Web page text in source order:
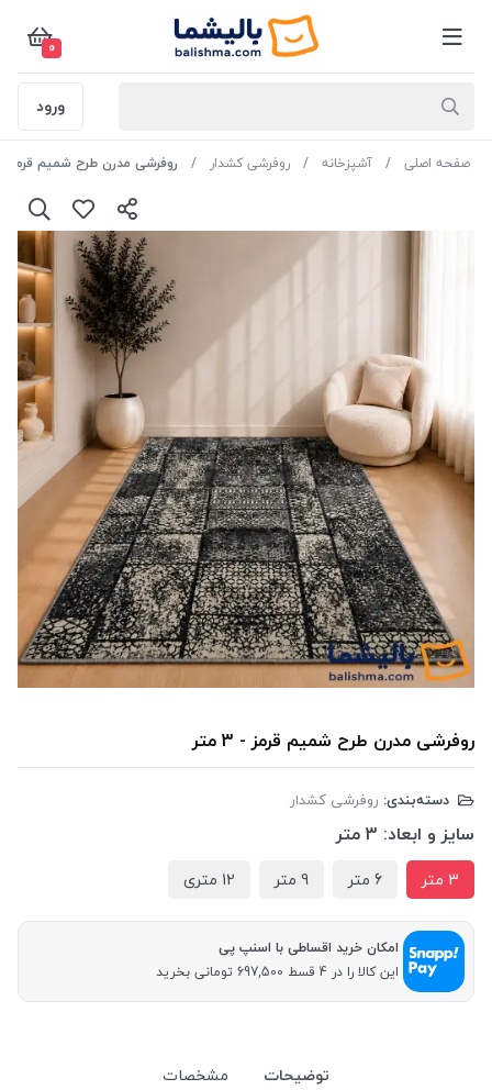
0
ورود
صفحه اصلی آشپزخانه روفرشی کشدار روفرشی مدرن طرح شمیم قرمز - 3
روفرشی مدرن طرح شمیم قرمز - 3 متر
دسته‌بندی: روفرشی کشدار
سایز و ابعاد: 3 متر
3 متر 6 متر 9 متر 12 متری
امکان خرید اقساطی با اسنپ پی
این کالا را در 4 قسط 697,500 تومانی بخرید
توضیحات مشخصات